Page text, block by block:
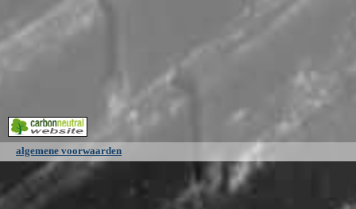
algemene voorwaarden